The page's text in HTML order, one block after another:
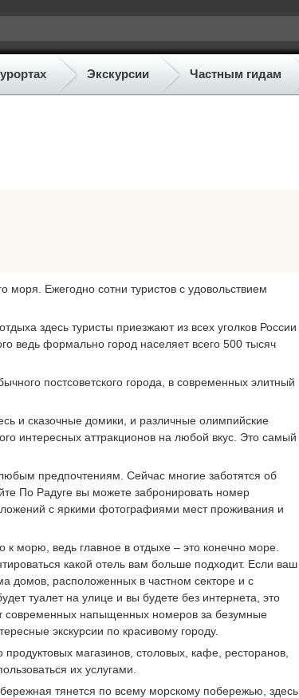
Экскурсии Частным гидам
Ежегодно сотни туристов с удовольствием
здесь туристы приезжают из всех уголков России
ведь формально город населяет всего 500 тысяч
постсоветского города, в современных элитный
и сказочные домики, и различные олимпийские
интересных аттракционов на любой вкус. Это самый
предпочтениям. Сейчас многие заботятся об
По Радуге вы можете забронировать номер
с яркими фотографиями мест проживания и
морю, ведь главное в отдыхе – это конечно море.
какой отель вам больше подходит. Если ваш
домов, расположенных в частном секторе и с
туалет на улице и вы будете без интернета, это
современных напыщенных номеров за безумные
экскурсии по красивому городу.
магазинов, столовых, кафе, ресторанов,
их услугами.
тянется по всему морскому побережью, здесь